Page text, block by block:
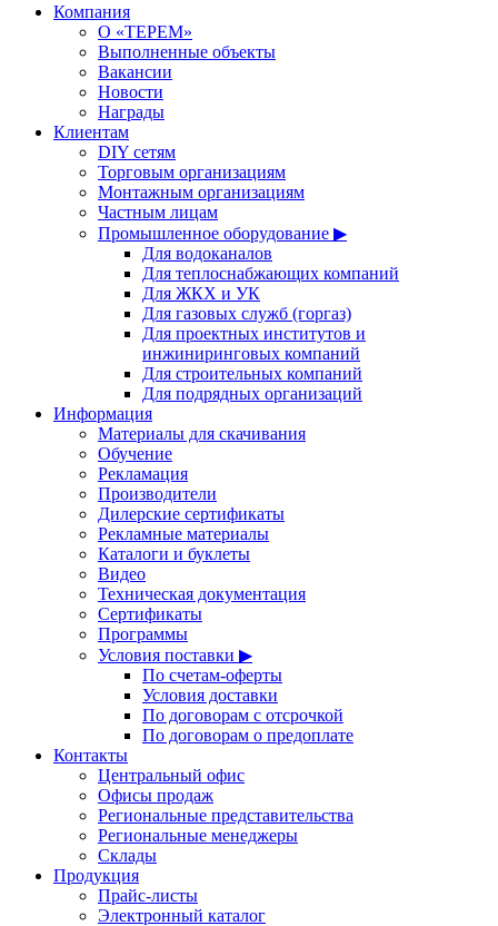
Компания
О «ТЕРЕМ»
Выполненные объекты
Вакансии
Новости
Награды
Клиентам
DIY сетям
Торговым организациям
Монтажным организациям
Частным лицам
Промышленное оборудование ▶
Для водоканалов
Для теплоснабжающих компаний
Для ЖКХ и УК
Для газовых служб (горгаз)
Для проектных институтов и
инжиниринговых компаний
Для строительных компаний
Для подрядных организаций
Информация
Материалы для скачивания
Обучение
Рекламация
Производители
Дилерские сертификаты
Рекламные материалы
Каталоги и буклеты
Видео
Техническая документация
Сертификаты
Программы
Условия поставки ▶
По счетам-оферты
Условия доставки
По договорам с отсрочкой
По договорам о предоплате
Контакты
Центральный офис
Офисы продаж
Региональные представительства
Региональные менеджеры
Склады
Продукция
Прайс-листы
Электронный каталог